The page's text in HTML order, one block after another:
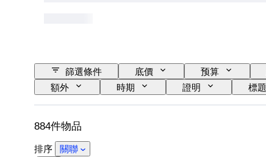
篩選條件 底價 预算
額外
時期 證明 標題
出售者：
原件/副本 軍事組織
884件物品
排序 關聯